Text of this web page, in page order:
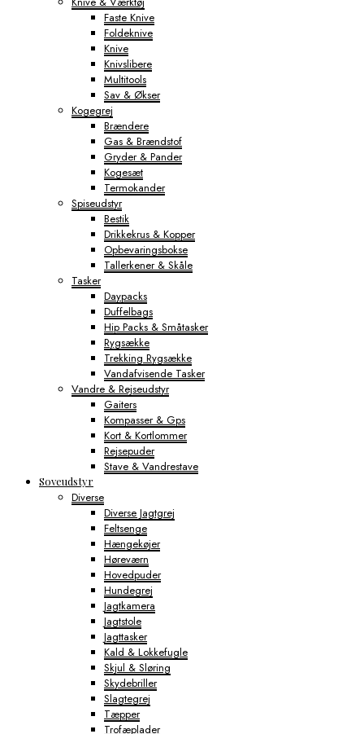
Faste Knive
Foldeknive
Knive
Knivslibere
Multitools
Sav & Økser
Kogegrej
Brændere
Gas & Brændstof
Gryder & Pander
Kogesæt
Termokander
Spiseudstyr
Bestik
Drikkekrus & Kopper
Opbevaringsbokse
Tallerkener & Skåle
Tasker
Daypacks
Duffelbags
Hip Packs & Småtasker
Rygsække
Trekking Rygsække
Vandafvisende Tasker
Vandre & Rejseudstyr
Gaiters
Kompasser & Gps
Kort & Kortlommer
Rejsepuder
Stave & Vandrestave
Soveudstyr
Diverse
Diverse Jagtgrej
Feltsenge
Hængekøjer
Høreværn
Hovedpuder
Hundegrej
Jagtkamera
Jagtstole
Jagttasker
Kald & Lokkefugle
Skjul & Sløring
Skydebriller
Slagtegrej
Tæpper
Trofæplader